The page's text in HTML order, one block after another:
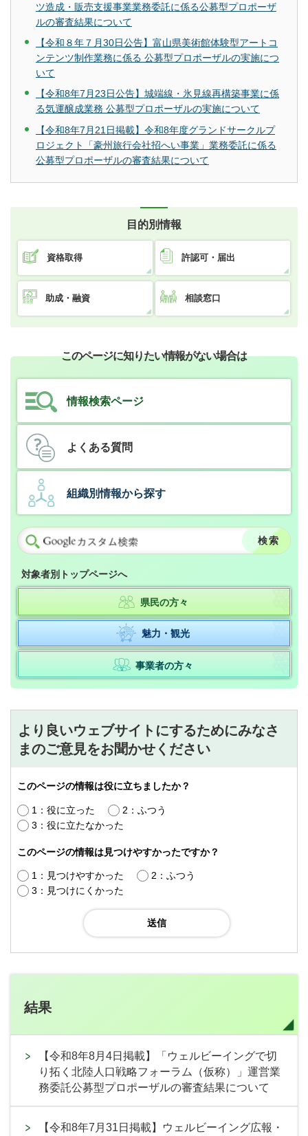
ツ造成・販売支援事業業務委託に係る公募型プロポーザ
ルの審査結果について
【令和８年７月30日公告】富山県美術館体験型アートコ
ンテンツ制作業務に係る 公募型プロポーザルの実施につ
いて
【令和8年7月23日公告】城端線・氷見線再構築事業に係
る気運醸成業務 公募型プロポーザルの実施について
【令和8年7月21日掲載】令和8年度グランドサークルプ
ロジェクト「豪州旅行会社招へい事業」業務委託に係る
公募型プロポーザルの審査結果について
目的別情報
資格取得 許認可・届出
助成・融資 相談窓口
このページに知りたい情報がない場合は
情報検索ページ
よくある質問
組織別情報から探す
対象者別トップページへ
県民の方々
魅力・観光
事業者の方々
より良いウェブサイトにするためにみなさ
まのご意見をお聞かせください
このページの情報は役に立ちましたか？
1：役に立った
2：ふつう
3：役に立たなかった
このページの情報は見つけやすかったですか？
1：見つけやすかった
2：ふつう
3：見つけにくかった
結果
【令和8年8月4日掲載】「ウェルビーイングで切
り拓く北陸人口戦略フォーラム（仮称）」運営業
務委託公募型プロポーザルの審査結果について
【令和8年7月31日掲載】ウェルビーイング広報・